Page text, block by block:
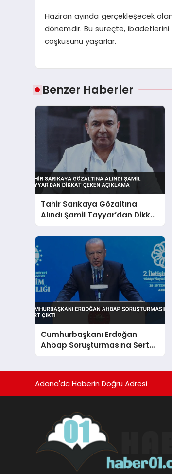
Haziran ayında gerçekleşecek
dönemdir. Bu süreçte, ibadetlerini
coşkusunu yaşarlar.
Benzer Haberler
Tahir Sarıkaya Gözaltına
Alındı Şamil Tayyar’dan Dikkat
Çeken Açıklama
Cumhurbaşkanı Erdoğan
Ahbap Soruşturmasına Sert
Çıktı
Adana'da Haberin Doğru Adresi